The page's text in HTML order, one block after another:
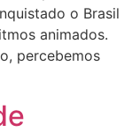
o Brasil
animados.
percebemos